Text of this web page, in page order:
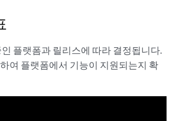
플랫폼과 릴리스에 따라 결정됩니다.
여 플랫폼에서 기능이 지원되는지 확